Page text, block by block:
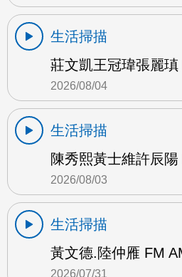
生活掃描
莊文凱王冠瑋張麗
2026/08/04
生活掃描
陳秀熙黃士維許辰陽
2026/08/03
生活掃描
黃文德.陸仲雁 FM
2026/07/31